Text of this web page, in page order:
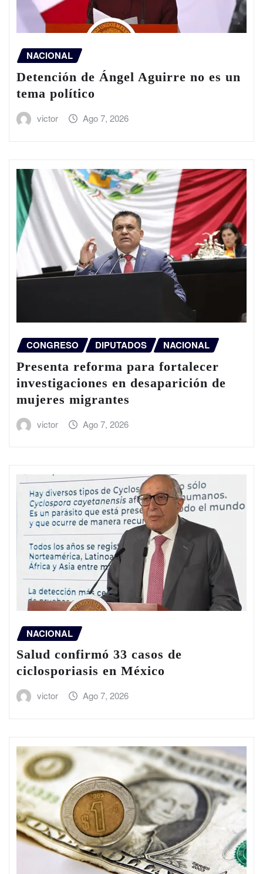
NACIONAL
Detención de Ángel Aguirre no es un
tema político
victor Ago 7, 2026
CONGRESO DIPUTADOS NACIONAL
Presenta reforma para fortalecer
investigaciones en desaparición de
mujeres migrantes
victor Ago 7, 2026
NACIONAL
Salud confirmó 33 casos de
ciclosporiasis en México
victor Ago 7, 2026